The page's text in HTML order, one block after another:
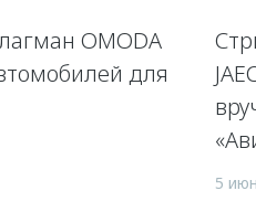
OMODA
для
5